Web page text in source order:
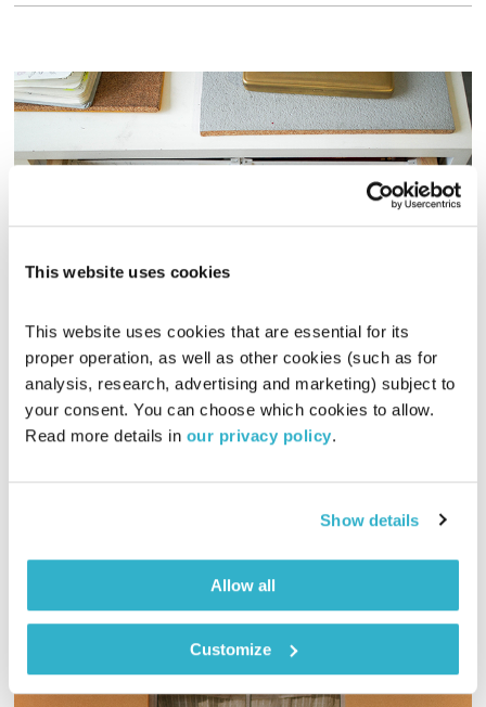
This website uses cookies
This website uses cookies that are essential for its
proper operation, as well as other cookies (such as for
analysis, research, advertising and marketing) subject to
your consent. You can choose which cookies to allow.
Read more details in our privacy policy.
Show details
Allow all
Customize
הקול יחסים
דליה אילת, גליה אלכסנדרודנה דבורין
09.07.21
00:31:47
סיומה של שנת הלימודים האחרונה היא במידה רבה סיומה של
מרתק שנגע בשנה האחרונה כמעט בכל בית בישראל
אודיו